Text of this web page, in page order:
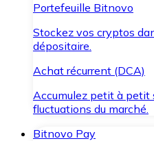
Portefeuille Bitnovo
Stockez vos cryptos
dépositaire.
Achat récurrent (DCA)
Accumulez petit à petit
fluctuations du marché.
Bitnovo Pay